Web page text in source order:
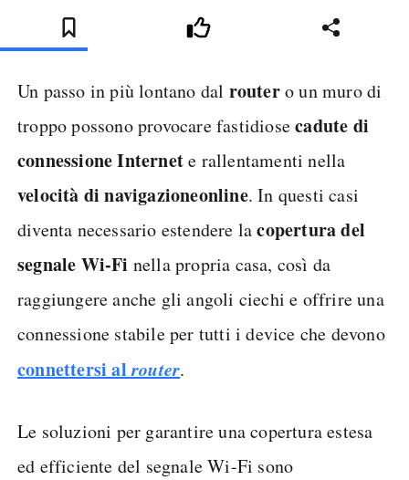
Un passo in più lontano dal routero un muro di
troppo possono provocare fastidiosecadute di
connessione Internete rallentamenti nella
velocità di navigazioneonline. In questi casi
diventa necessario estendere lacopertura del
segnale Wi-Fi nella propria casa, così da
raggiungere anche gli angoli ciechi e offrire una
connessione stabile per tutti i device che devono
connettersi alrouter.
Le soluzioni per garantire una copertura estesa
ed efficiente del segnale Wi-Fi sono